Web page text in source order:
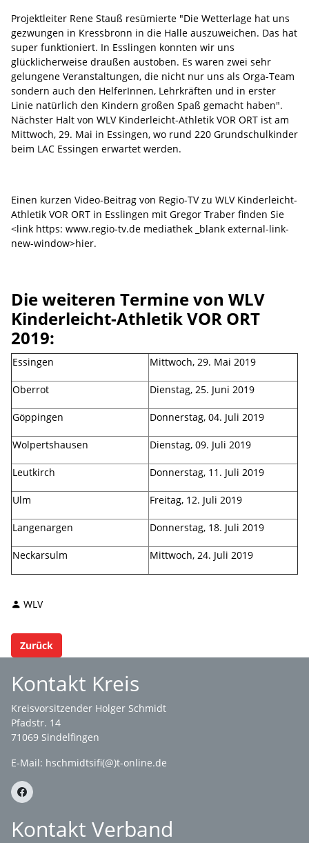
Projektleiter Rene Stauß resümierte "Die Wetterlage hat uns
gezwungen in Kressbronn in die Halle auszuweichen. Das hat
super funktioniert. In Esslingen konnten wir uns
glücklicherweise draußen austoben. Es waren zwei sehr
gelungene Veranstaltungen, die nicht nur uns als Orga-Team
sondern auch den HelferInnen, Lehrkräften und in erster
Linie natürlich den Kindern großen Spaß gemacht haben".
Nächster Halt von WLV Kinderleicht-Athletik VOR ORT ist am
Mittwoch, 29. Mai in Essingen, wo rund 220 Grundschulkinder
beim LAC Essingen erwartet werden.
Einen kurzen Video-Beitrag von Regio-TV zu WLV Kinderleicht-
Athletik VOR ORT in Esslingen mit Gregor Traber finden Sie
<link https: www.regio-tv.de mediathek _blank external-link-
new-window>hier.
Die weiteren Termine von WLV
Kinderleicht-Athletik VOR ORT
2019:
Essingen Mittwoch, 29. Mai 2019
Oberrot Dienstag, 25. Juni 2019
Göppingen Donnerstag, 04. Juli 2019
Wolpertshausen Dienstag, 09. Juli 2019
Leutkirch Donnerstag, 11. Juli 2019
Ulm Freitag, 12. Juli 2019
Langenargen Donnerstag, 18. Juli 2019
Neckarsulm Mittwoch, 24. Juli 2019
WLV
Zurück
Kontakt Kreis
Kreisvorsitzender Holger Schmidt
Pfadstr. 14
71069 Sindelfingen
E-Mail: hschmidtsifi(@)t-online.de
Kontakt Verband